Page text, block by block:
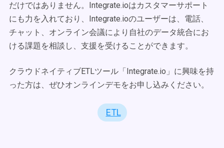
だけではありません。Integrate.ioはカスタマーサポート
にも力を入れており、Integrate.ioのユーザーは、電話、
チャット、オンライン会議により自社のデータ統合にお
ける課題を相談し、支援を受けることができます。
クラウドネイティブETLツール「Integrate.io」に興味を持
った方は、ぜひオンラインデモをお申し込みください。
ETL